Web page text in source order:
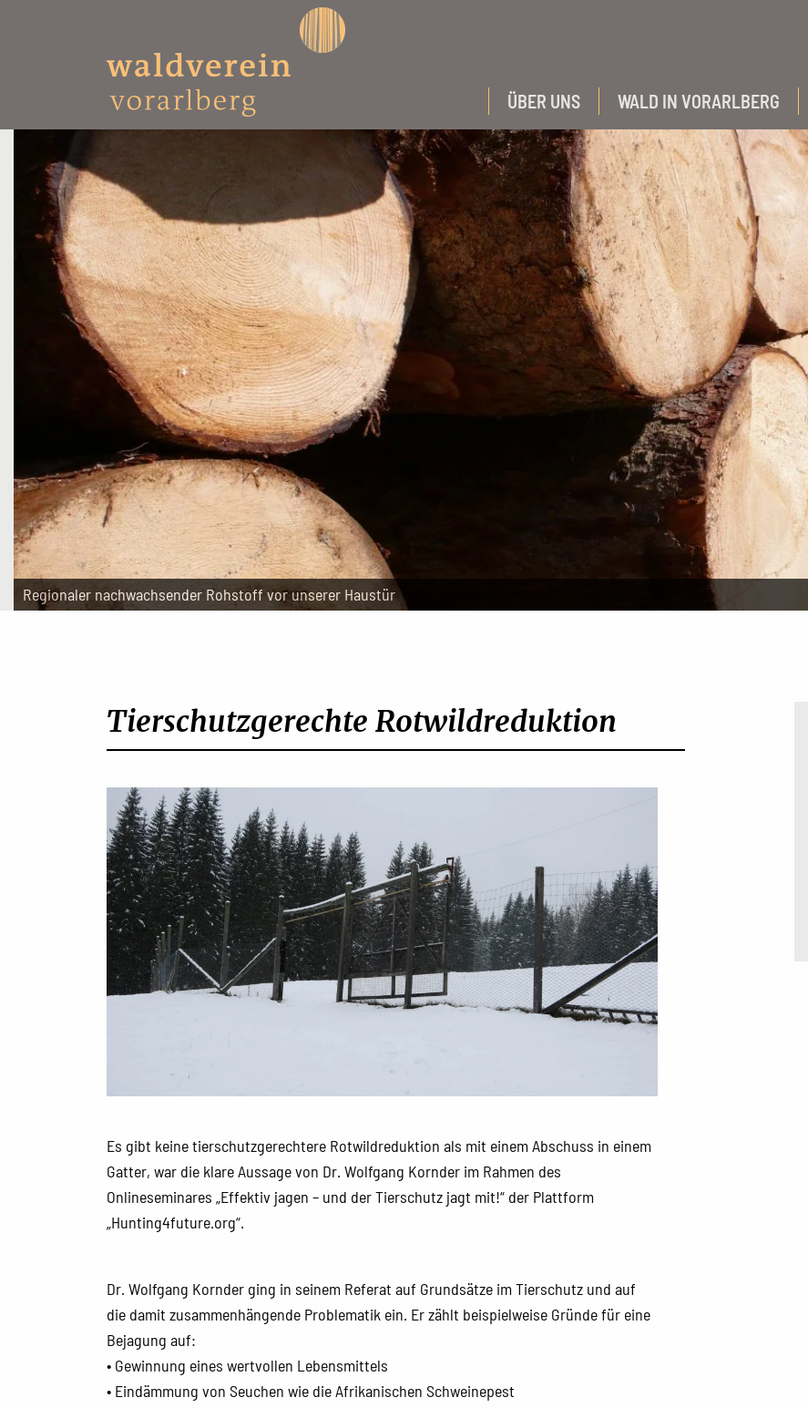
ÜBER UNS WALD IN VORARLBERG
Regionaler nachwachsender Rohstoff vor unserer Haustür
Tierschutzgerechte Rotwildreduktion
Es gibt keine tierschutzgerechtere Rotwildreduktion als mit einem Abschuss in einem
Gatter, war die klare Aussage von Dr. Wolfgang Kornder im Rahmen des
Onlineseminares „Effektiv jagen – und der Tierschutz jagt mit!“ der Plattform
„Hunting4future.org“.
Dr. Wolfgang Kornder ging in seinem Referat auf Grundsätze im Tierschutz und auf
die damit zusammenhängende Problematik ein. Er zählt beispielweise Gründe für eine
Bejagung auf:
• Gewinnung eines wertvollen Lebensmittels
• Eindämmung von Seuchen wie die Afrikanischen Schweinepest